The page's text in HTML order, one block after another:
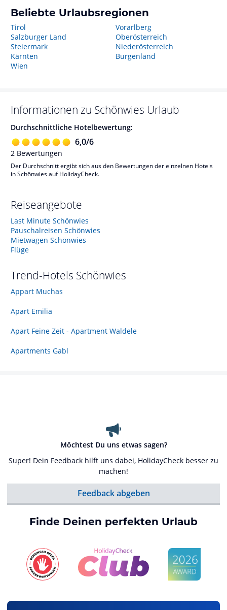
Beliebte Urlaubsregionen
Tirol
Salzburger Land
Steiermark
Kärnten
Wien
Vorarlberg
Oberösterreich
Niederösterreich
Burgenland
Informationen zu Schönwies Urlaub
Durchschnittliche Hotelbewertung:
6,0/6
2 Bewertungen
Der Durchschnitt ergibt sich aus den Bewertungen der einzelnen Hotels
in Schönwies auf HolidayCheck.
Reiseangebote
Last Minute Schönwies
Pauschalreisen Schönwies
Mietwagen Schönwies
Flüge
Trend-Hotels Schönwies
Appart Muchas
Apart Emilia
Apart Feine Zeit - Apartment Waldele
Apartments Gabl
Möchtest Du uns etwas sagen?
Super! Dein Feedback hilft uns dabei, HolidayCheck besser zu
machen!
Feedback abgeben
Finde Deinen perfekten Urlaub